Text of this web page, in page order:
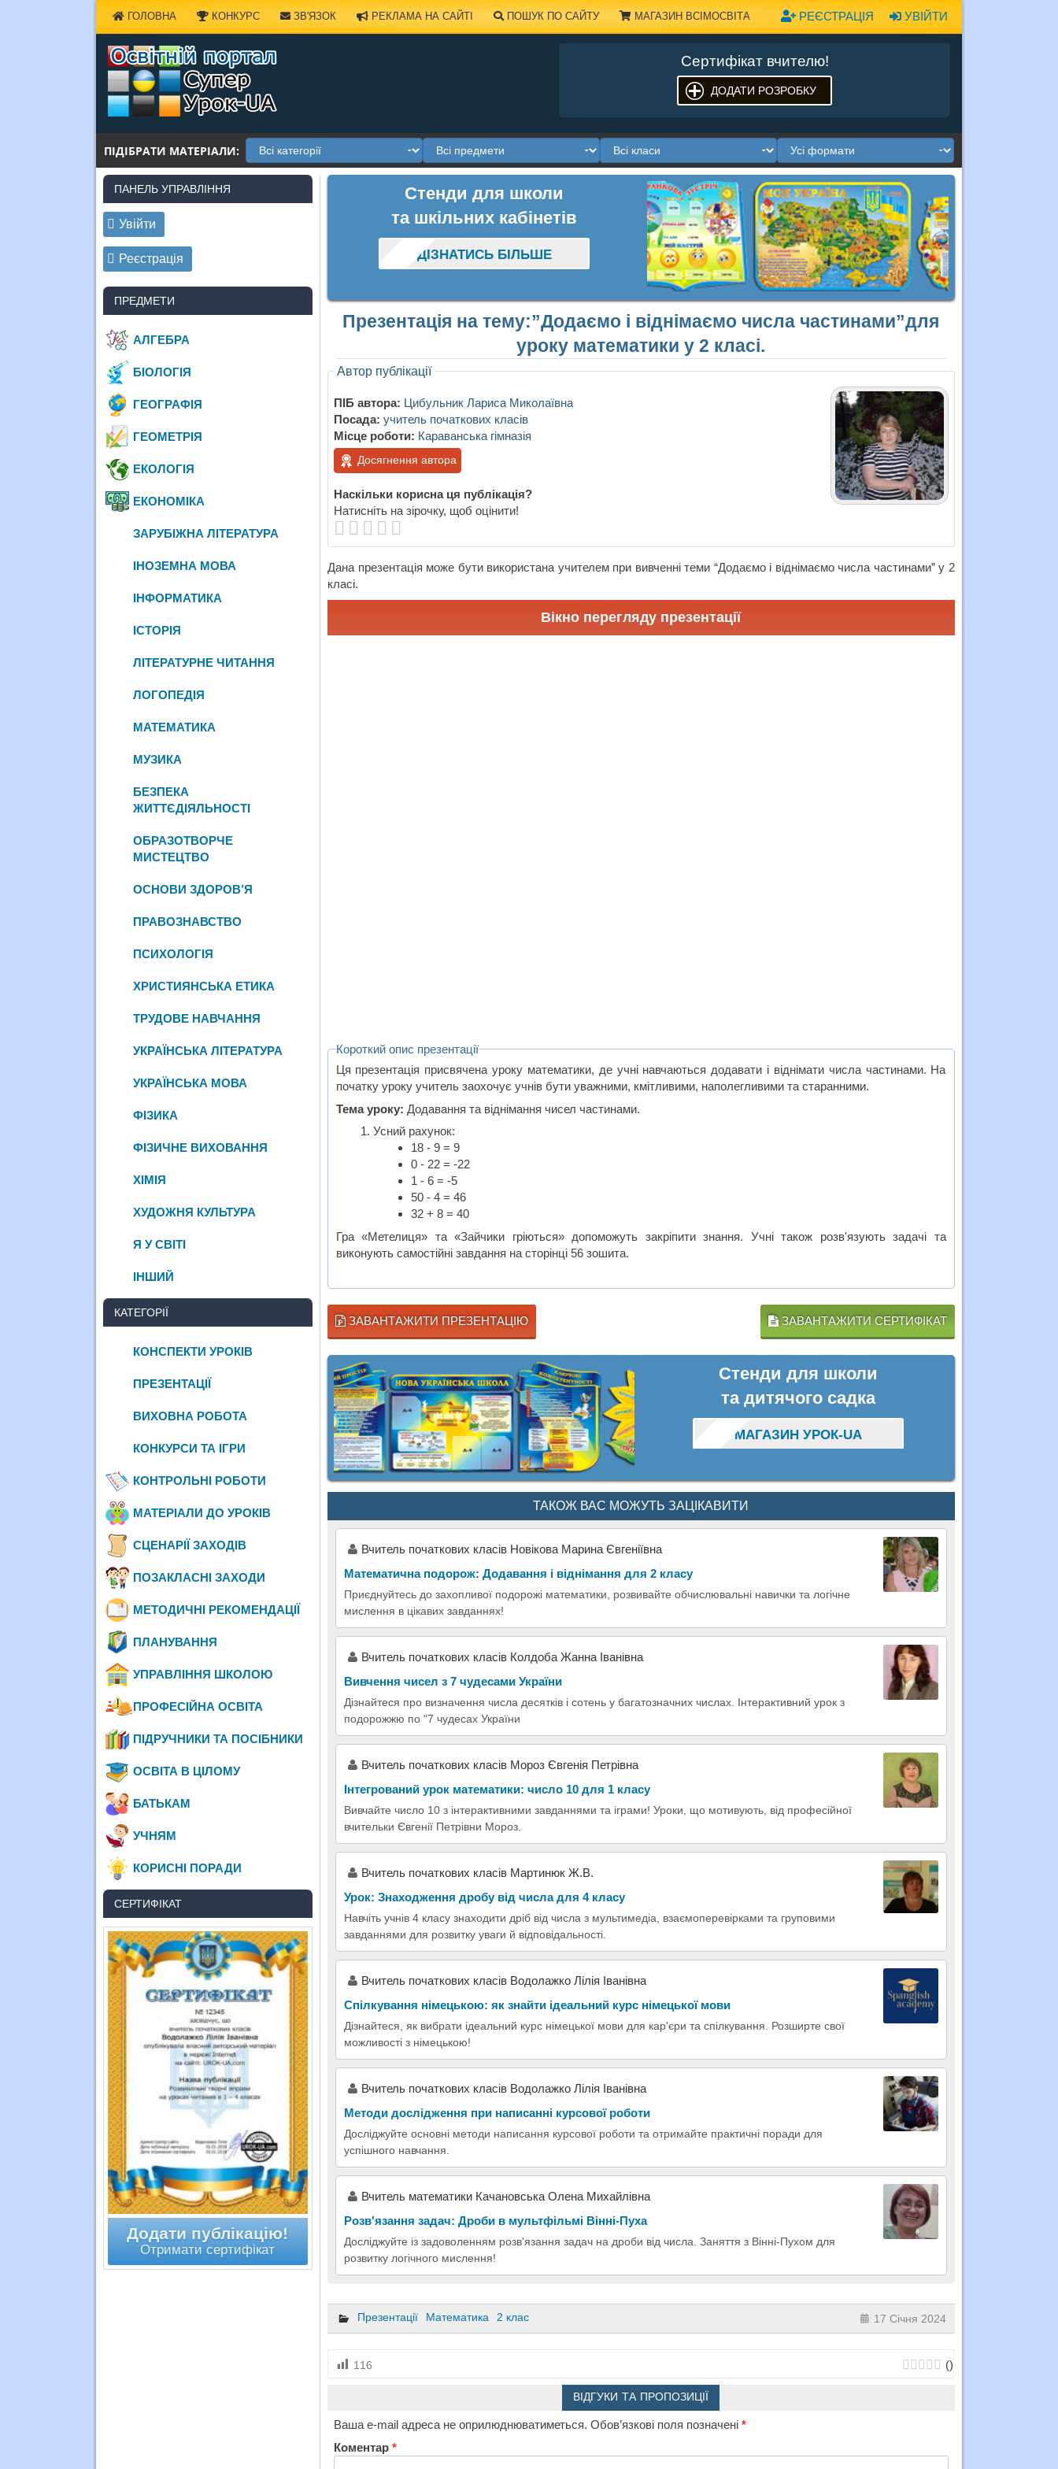
УВІЙТИ
РЕЄСТРАЦІЯ
ГОЛОВНА КОНКУРС ЗВ'ЯЗОК РЕКЛАМА НА САЙТІ ПОШУК ПО САЙТУ МАГАЗИН ВСІМОСВІТА
Сертифікат вчителю!
ДОДАТИ РОЗРОБКУ
ПІДІБРАТИ МАТЕРІАЛИ:
Стенди для школи
та шкільних кабінетів
ДІЗНАТИСЬ БІЛЬШЕ
Презентація на тему:”Додаємо і віднімаємо числа частинами”для
уроку математики у 2 класі.
Автор публікації
ПІБ автора: Цибульник Лариса Миколаївна
Посада: учитель початкових класів
Місце роботи: Караванська гімназія
Досягнення автора
Наскільки корисна ця публікація?
Натисніть на зірочку, щоб оцінити!
Дана презентація може бути використана учителем при вивченні теми “Додаємо і віднімаємо числа частинами” у 2
класі.
Вікно перегляду презентації
Короткий опис презентації
Ця презентація присвячена уроку математики, де учні навчаються додавати і віднімати числа частинами. На
початку уроку учитель заохочує учнів бути уважними, кмітливими, наполегливими та старанними.
Тема уроку: Додавання та віднімання чисел частинами.
Усний рахунок:
18 - 9 = 9
0 - 22 = -22
1 - 6 = -5
50 - 4 = 46
32 + 8 = 40
Гра «Метелиця» та «Зайчики гріються» допоможуть закріпити знання. Учні також розв'язують задачі та
виконують самостійні завдання на сторінці 56 зошита.
ЗАВАНТАЖИТИ ПРЕЗЕНТАЦІЮ ЗАВАНТАЖИТИ СЕРТИФІКАТ
Стенди для школи
та дитячого садка
МАГАЗИН УРОК-UA
ТАКОЖ ВАС МОЖУТЬ ЗАЦІКАВИТИ
Вчитель початкових класів Новікова Марина Євгеніївна
Математична подорож: Додавання і віднімання для 2 класу
Приєднуйтесь до захопливої подорожі математики, розвивайте обчислювальні навички та логічне
мислення в цікавих завданнях!
Вчитель початкових класів Колдоба Жанна Іванівна
Вивчення чисел з 7 чудесами України
Дізнайтеся про визначення числа десятків і сотень у багатозначних числах. Інтерактивний урок з
подорожжю по "7 чудесах України
Вчитель початкових класів Мороз Євгенія Петрівна
Інтегрований урок математики: число 10 для 1 класу
Вивчайте число 10 з інтерактивними завданнями та іграми! Уроки, що мотивують, від професійної
вчительки Євгенії Петрівни Мороз.
Вчитель початкових класів Мартинюк Ж.В.
Урок: Знаходження дробу від числа для 4 класу
Навчіть учнів 4 класу знаходити дріб від числа з мультимедіа, взаємоперевірками та груповими
завданнями для розвитку уваги й відповідальності.
Вчитель початкових класів Водолажко Лілія Іванівна
Спілкування німецькою: як знайти ідеальний курс німецької мови
Дізнайтеся, як вибрати ідеальний курс німецької мови для кар'єри та спілкування. Розширте свої
можливості з німецькою!
Вчитель початкових класів Водолажко Лілія Іванівна
Методи дослідження при написанні курсової роботи
Досліджуйте основні методи написання курсової роботи та отримайте практичні поради для
успішного навчання.
Вчитель математики Качановська Олена Михайлівна
Розв'язання задач: Дроби в мультфільмі Вінні-Пуха
Досліджуйте із задоволенням розв'язання задач на дроби від числа. Заняття з Вінні-Пухом для
розвитку логічного мислення!
Презентації Математика 2 клас 17 Січня 2024
116 ()
ВІДГУКИ ТА ПРОПОЗИЦІЇ
Ваша e-mail адреса не оприлюднюватиметься. Обов’язкові поля позначені *
Коментар *
ПАНЕЛЬ УПРАВЛІННЯ
Увійти
Реєстрація
ПРЕДМЕТИ
АЛГЕБРА
БІОЛОГІЯ
ГЕОГРАФІЯ
ГЕОМЕТРІЯ
ЕКОЛОГІЯ
ЕКОНОМІКА
ЗАРУБІЖНА ЛІТЕРАТУРА
ІНОЗЕМНА МОВА
ІНФОРМАТИКА
ІСТОРІЯ
ЛІТЕРАТУРНЕ ЧИТАННЯ
ЛОГОПЕДІЯ
МАТЕМАТИКА
МУЗИКА
БЕЗПЕКА
ЖИТТЄДІЯЛЬНОСТІ
ОБРАЗОТВОРЧЕ
МИСТЕЦТВО
ОСНОВИ ЗДОРОВ’Я
ПРАВОЗНАВСТВО
ПСИХОЛОГІЯ
ХРИСТИЯНСЬКА ЕТИКА
ТРУДОВЕ НАВЧАННЯ
УКРАЇНСЬКА ЛІТЕРАТУРА
УКРАЇНСЬКА МОВА
ФІЗИКА
ФІЗИЧНЕ ВИХОВАННЯ
ХІМІЯ
ХУДОЖНЯ КУЛЬТУРА
Я У СВІТІ
ІНШИЙ
КАТЕГОРІЇ
КОНСПЕКТИ УРОКІВ
ПРЕЗЕНТАЦІЇ
ВИХОВНА РОБОТА
КОНКУРСИ ТА ІГРИ
КОНТРОЛЬНІ РОБОТИ
МАТЕРІАЛИ ДО УРОКІВ
СЦЕНАРІЇ ЗАХОДІВ
ПОЗАКЛАСНІ ЗАХОДИ
МЕТОДИЧНІ РЕКОМЕНДАЦІЇ
ПЛАНУВАННЯ
УПРАВЛІННЯ ШКОЛОЮ
ПРОФЕСІЙНА ОСВІТА
ПІДРУЧНИКИ ТА ПОСІБНИКИ
ОСВІТА В ЦІЛОМУ
БАТЬКАМ
УЧНЯМ
КОРИСНІ ПОРАДИ
СЕРТИФІКАТ
Додати публікацію!
Отримати сертифікат